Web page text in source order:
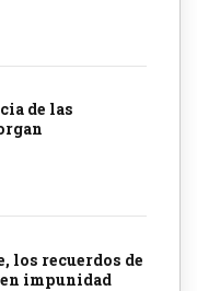
de las
los recuerdos de
impunidad